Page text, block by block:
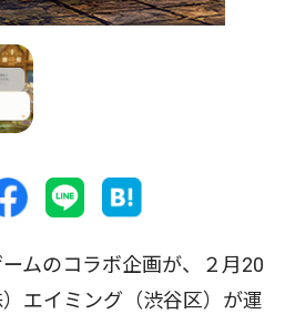
ムのコラボ企画が、２月20
エイミング（渋谷区）が運